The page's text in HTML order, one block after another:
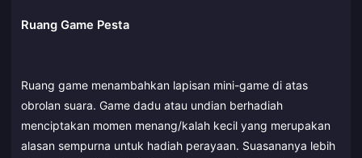
Ruang Game Pesta
Ruang game menambahkan lapisan mini-game di atas
obrolan suara. Game dadu atau undian berhadiah
menciptakan momen menang/kalah kecil yang merupakan
alasan sempurna untuk hadiah perayaan. Suasananya lebih